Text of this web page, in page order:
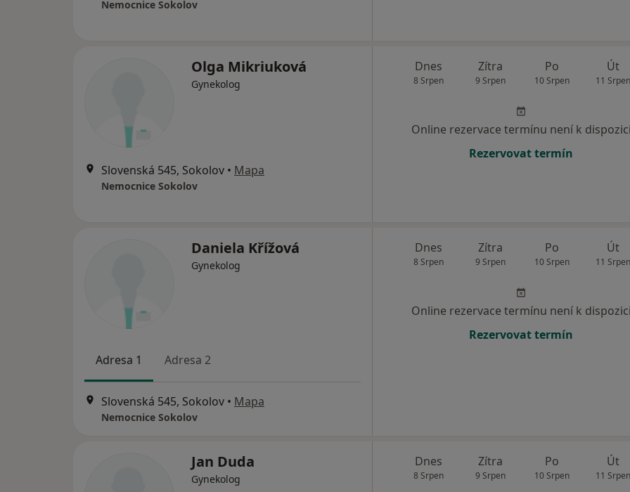
Nemocnice Sokolov
Olga Mikriuková
Gynekolog
Slovenská 545, Sokolov • Mapa
Nemocnice Sokolov
Dnes
8 Srpen
Zítra
9 Srpen
Po
10 Srpen
Út
11 Srpen
Online rezervace termínu není k dispozici
Rezervovat termín
Daniela Křížová
Gynekolog
Adresa 1 Adresa 2
Slovenská 545, Sokolov • Mapa
Nemocnice Sokolov
Dnes
8 Srpen
Zítra
9 Srpen
Po
10 Srpen
Út
11 Srpen
Online rezervace termínu není k dispozici
Rezervovat termín
Jan Duda
Gynekolog
Dnes
8 Srpen
Zítra
9 Srpen
Po
10 Srpen
Út
11 Srpen